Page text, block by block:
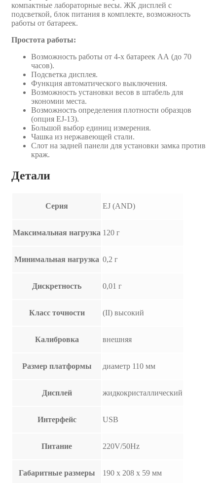
компактные лабораторные весы. ЖК дисплей с
подсветкой, блок питания в комплекте, возможность
работы от батареек.
Простота работы:
Возможность работы от 4-х батареек АА (до 70
часов).
Подсветка дисплея.
Функция автоматического выключения.
Возможность установки весов в штабель для
экономии места.
Возможность определения плотности образцов
(опция EJ-13).
Большой выбор единиц измерения.
Чашка из нержавеющей стали.
Слот на задней панели для установки замка против
краж.
Детали
Серия EJ (AND)
Максимальная нагрузка 120 г
Минимальная нагрузка 0,2 г
Дискретность 0,01 г
Класс точности (II) высокий
Калибровка внешняя
Размер платформы диаметр 110 мм
Дисплей жидкокристаллический
Интерфейс USB
Питание 220V/50Hz
Габаритные размеры 190 х 208 х 59 мм